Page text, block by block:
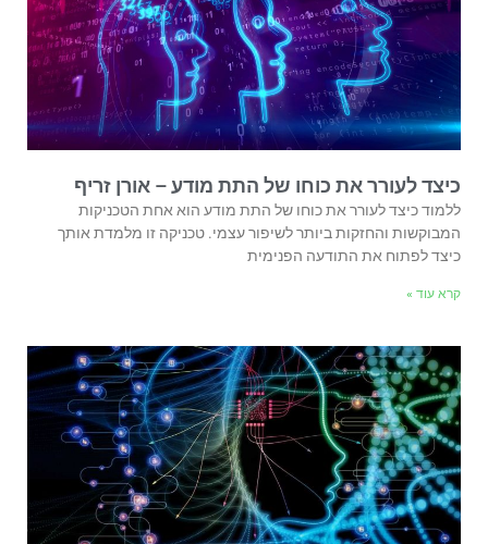
כיצד לעורר את כוחו של התת מודע – אורן זריף
ללמוד כיצד לעורר את כוחו של התת מודע הוא אחת הטכניקות
המבוקשות והחזקות ביותר לשיפור עצמי. טכניקה זו מלמדת אותך
כיצד לפתוח את התודעה הפנימית
קרא עוד »